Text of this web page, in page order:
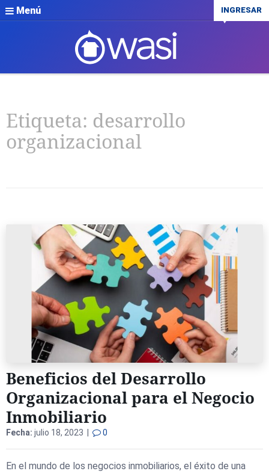
Menú INGRESAR
Etiqueta: desarrollo
organizacional
Beneficios del Desarrollo
Organizacional para el Negocio
Inmobiliario
Fecha: julio 18, 2023 | 0
En el mundo de los negocios inmobiliarios, el éxito de una